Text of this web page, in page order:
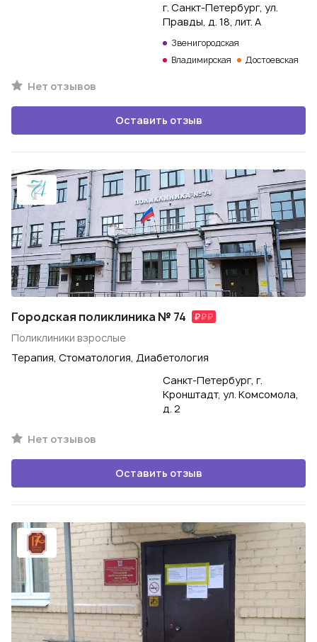
г. Санкт-Петербург, ул.
Правды, д. 18, лит. А
Звенигородская
Владимирская
Достоевская
Нет отзывов
Оставить отзыв
Городская поликлиника № 74
Поликлиники взрослые
Терапия, Стоматология, Диабетология
Санкт-Петербург, г.
Кронштадт, ул. Комсомола,
д. 2
Нет отзывов
Оставить отзыв